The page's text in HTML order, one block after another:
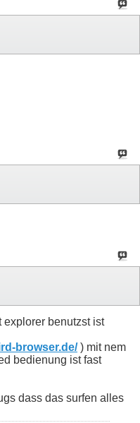
explorer benutzst ist
browser.de/) mit nem
bedienung ist fast
dass das surfen alles